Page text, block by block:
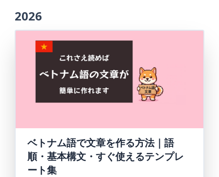
2026
ベトナム語で文章を作る方法｜語
順・基本構文・すぐ使えるテンプレ
ート集